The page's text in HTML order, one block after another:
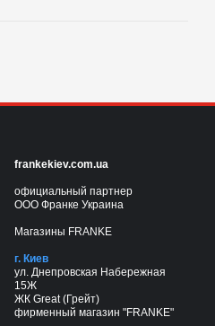
frankekiev.com.ua
официальный партнер
ООО Франке Украина
Магазины FRANKE
г. Киев
ул. Днепровская Набережная
15Ж
ЖК Great (Грейт)
фирменный магазин "FRANKE"